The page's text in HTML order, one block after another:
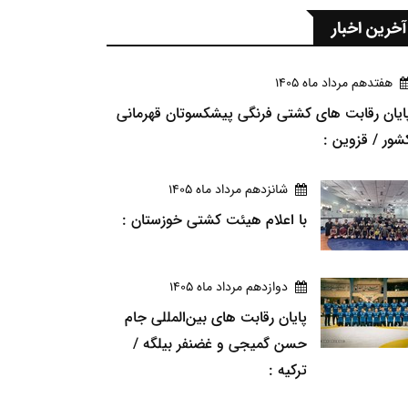
آخرین اخبار
هفتدهم مرداد ماه 1405
رقابت های کشتی فرنگی پیشکسوتان قهرمانی
/ قزوین :
شانزدهم مرداد ماه 1405
با اعلام هیئت کشتی خوزستان :
دوازدهم مرداد ماه 1405
پایان رقابت های بین‌المللی جام
حسن گمیجی و غضنفر بیلگه /
ترکیه :